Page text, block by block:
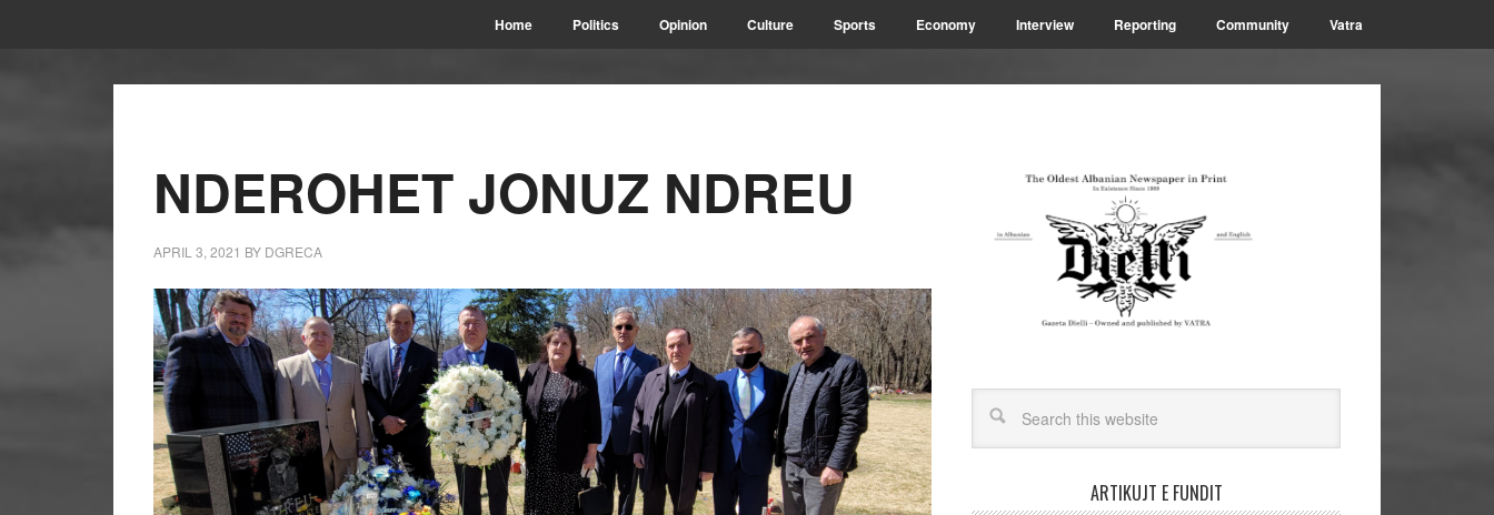
Home Politics Opinion Culture Sports Economy Interview Reporting Community Vatra
NDEROHET JONUZ NDREU
APRIL 3, 2021 BY DGRECA
ARTIKUJT E FUNDIT